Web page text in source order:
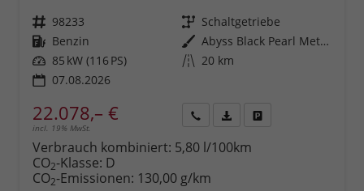
Fahrzeugnr. 98233 Getriebe Schaltgetriebe
Kraftstoff Benzin Außenfarbe
Abyss Black Pearl Metallic ()
Leistung 85 kW (116 PS) Kilometerstand 20 km
07.08.2026
22.078,– €
incl. 19% MwSt.
anfordern
Datei,
Verbrauch kombiniert: 5,80 l/100km
CO2-Klasse: D
CO2-Emissionen: 130,00 g/km